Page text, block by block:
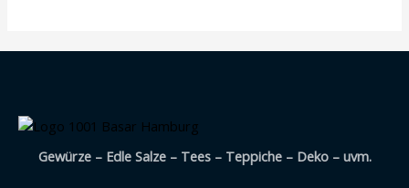
Gewürze – Edle Salze – Tees – Teppiche – Deko – uvm.